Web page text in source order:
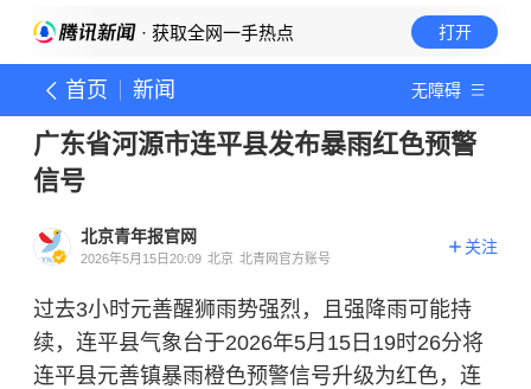
· 获取全网一手热点 打开
首页 新闻 无障碍
广东省河源市连平县发布暴雨红色预警
信号
北京青年报官网
2026年5月15日20:09 北京 北青网官方账号
关注
过去3小时元善醒狮雨势强烈，且强降雨可能持
续，连平县气象台于2026年5月15日19时26分将
连平县元善镇暴雨橙色预警信号升级为红色，连